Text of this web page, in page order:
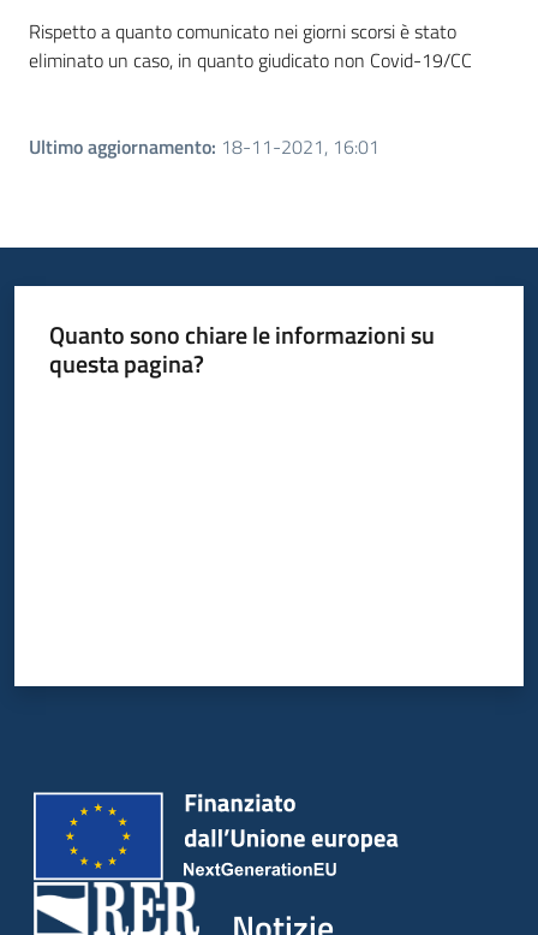
Rispetto a quanto comunicato nei giorni scorsi è stato
eliminato un caso, in quanto giudicato non Covid-19/CC
Ultimo aggiornamento: 18-11-2021, 16:01
Quanto sono chiare le informazioni su
questa pagina?